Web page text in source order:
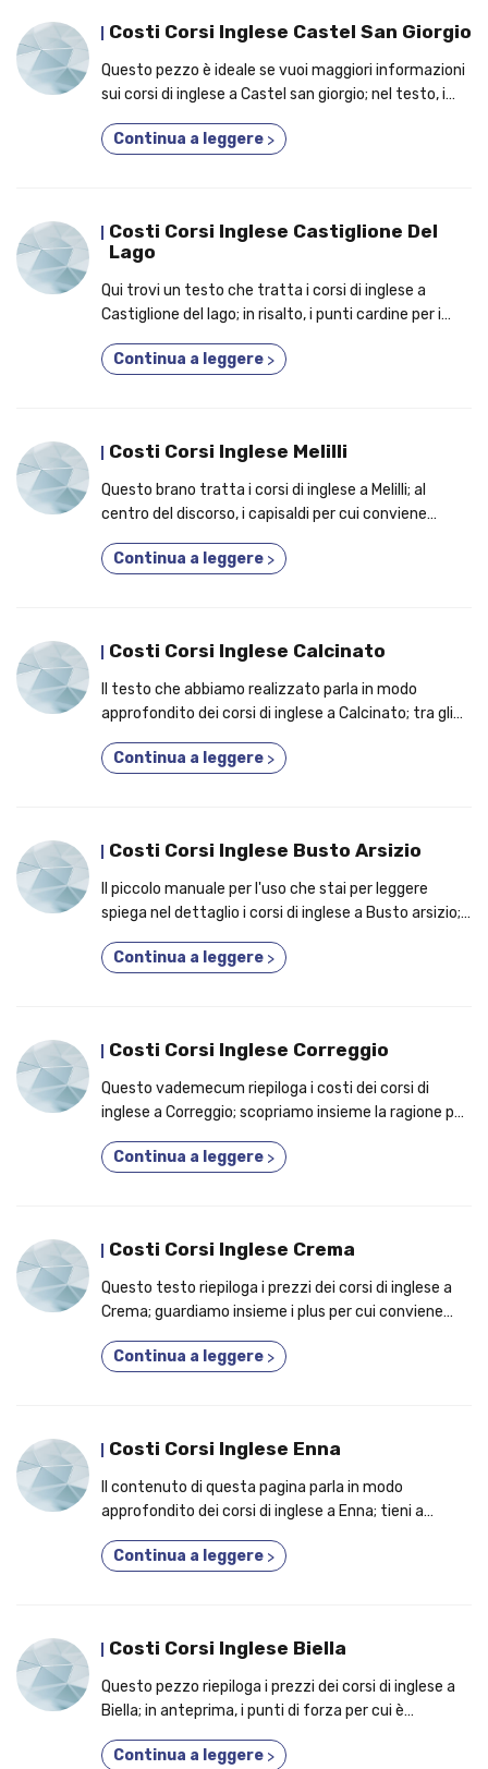
Costi Corsi Inglese Castel San Giorgio
Questo pezzo è ideale se vuoi maggiori informazioni
sui corsi di inglese a Castel san giorgio; nel testo, i
personalizzato!
Continua a leggere >
Costi Corsi Inglese Castiglione Del
Lago
Qui trovi un testo che tratta i corsi di inglese a
Castiglione del lago; in risalto, i punti cardine per i
madrelingua!
Continua a leggere >
Costi Corsi Inglese Melilli
Questo brano tratta i corsi di inglese a Melilli; al
centro del discorso, i capisaldi per cui conviene
efficace!
Continua a leggere >
Costi Corsi Inglese Calcinato
Il testo che abbiamo realizzato parla in modo
approfondito dei corsi di inglese a Calcinato; tra gli
decidere di iscriverti a un corso personalizzato!
Continua a leggere >
Costi Corsi Inglese Busto Arsizio
Il piccolo manuale per l'uso che stai per leggere
spiega nel dettaglio i corsi di inglese a Busto arsizio;
partecipare a un corso personalizzato!
Continua a leggere >
Costi Corsi Inglese Correggio
Questo vademecum riepiloga i costi dei corsi di
inglese a Correggio; scopriamo insieme la ragione per
individuali!
Continua a leggere >
Costi Corsi Inglese Crema
Questo testo riepiloga i prezzi dei corsi di inglese a
Crema; guardiamo insieme i plus per cui conviene
Continua a leggere >
Costi Corsi Inglese Enna
Il contenuto di questa pagina parla in modo
approfondito dei corsi di inglese a Enna; tieni a
per imparare una lingua in più!
Continua a leggere >
Costi Corsi Inglese Biella
Questo pezzo riepiloga i prezzi dei corsi di inglese a
Biella; in anteprima, i punti di forza per cui è
una lingua in più!
Continua a leggere >